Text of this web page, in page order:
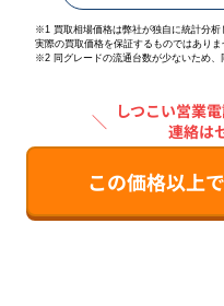
※1 買取相場価格は弊社が独自に統計分析
実際の買取価格を保証するものではありま
※2 同グレードの流通台数が少ないため
＼ しつこい営業
連絡は
この価格以上